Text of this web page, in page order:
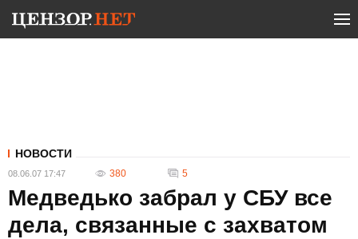
НОВОСТИ
08.06.07 17:47 380 5
Медведько забрал у СБУ все
дела, связанные с захватом